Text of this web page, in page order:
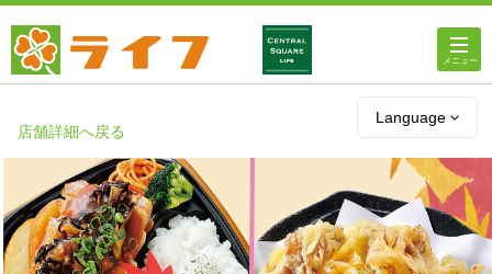
Language
店舗・チラシ情報
ライフのオンラインストア
店舗詳細へ戻る